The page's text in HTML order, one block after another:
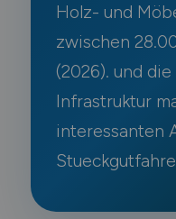
Holz- und
zwischen
(2026). und
Infrastruktur
interessanten